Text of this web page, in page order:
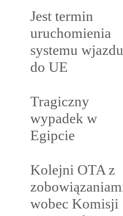
Jest termin
uruchomienia
systemu wjazdu
do UE
Tragiczny
wypadek w
Egipcie
Kolejni OTA z
wobec Komisji